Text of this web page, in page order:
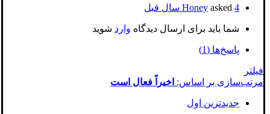
Honey asked 4 سال قبل
شما باید برای ارسال دیدگاه وارد شوید
پاسخ‌ها (1)
فیلتر
مرتب‌سازی بر اساس: اخیراً فعال است
جدیدترین اول